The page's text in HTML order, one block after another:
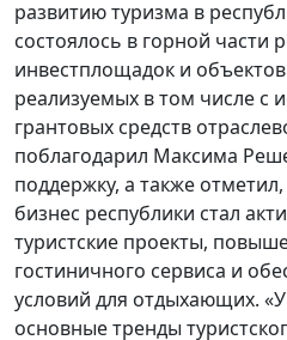
развитию туризма в
состоялось в горной части
инвестплощадок и
реализуемых в том числе с
грантовых средств
поблагодарил Максима
поддержку, а также
бизнес республики стал
туристские проекты,
гостиничного сервиса и
условий для отдыхающих.
основные тренды